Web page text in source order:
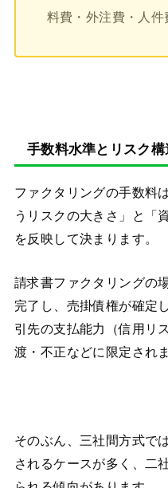
料費・外注費・人
手数料水準とリスク
ファクタリングの手数料
うリスクの大きさ」と「
を反映して決まります。
請求書ファクタリングの
完了し、売掛債権が確定
引先の支払能力（信用リ
渡・不正などに限定されま
そのぶん、三社間方式で
されるケースが多く、二